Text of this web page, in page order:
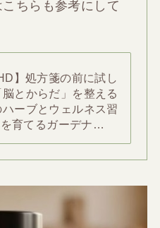
ちらも参考にして
】処方箋の前に試し
脳とからだ」を整える
ハーブとウェルネス習
育てるガーデナ…